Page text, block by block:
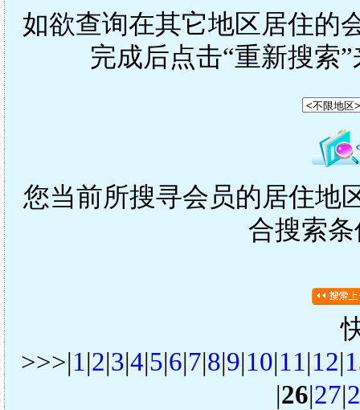
如欲查询在其它地区居住的
完成后点击“重新搜索
您当前所搜寻会员的居住地
合搜索
>>>|1|2|3|4|5|6|7|8|9|10|11|12|
|26|27|